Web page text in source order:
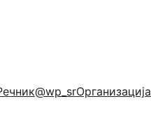
@wp_srОрганизација